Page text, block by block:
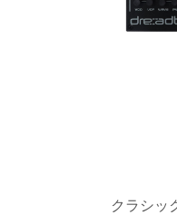
クラシッ